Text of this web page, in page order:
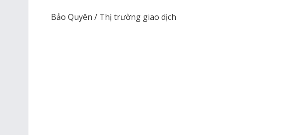
Bảo Quyên / Thị trường giao dịch